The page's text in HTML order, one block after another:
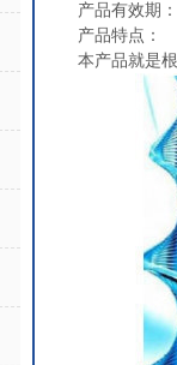
产品有效期
产品特点：
本产品就是